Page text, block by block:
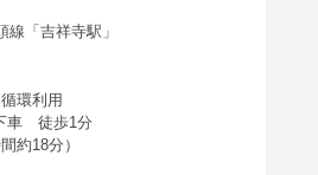
「吉祥寺駅」
環利用
徒歩1分
約18分）